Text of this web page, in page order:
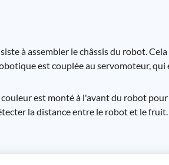
à assembler le châssis du robot.
est couplée au servomoteur,
est monté à l'avant du robot
la distance entre le robot et le fruit.